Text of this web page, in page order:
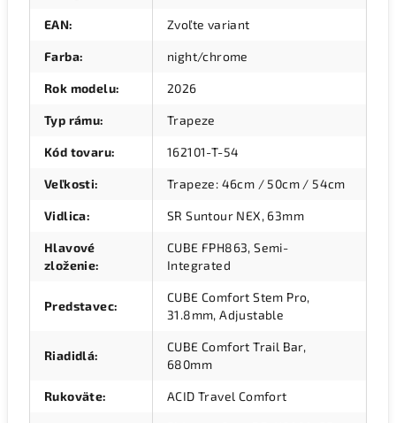
EAN: Zvoľte variant
Farba: night/chrome
Rok modelu: 2026
Typ rámu: Trapeze
Kód tovaru: 162101-T-54
Veľkosti: Trapeze: 46cm / 50cm / 54cm
Vidlica: SR Suntour NEX, 63mm
Hlavové
zloženie:
CUBE FPH863, Semi-
Integrated
Predstavec:
CUBE Comfort Stem Pro,
31.8mm, Adjustable
Riadidlá:
CUBE Comfort Trail Bar,
680mm
Rukoväte: ACID Travel Comfort